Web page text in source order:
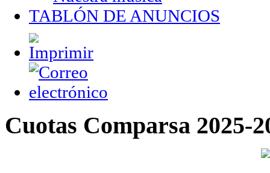
TABLÓN DE ANUNCIOS
Cuotas Comparsa 2025-